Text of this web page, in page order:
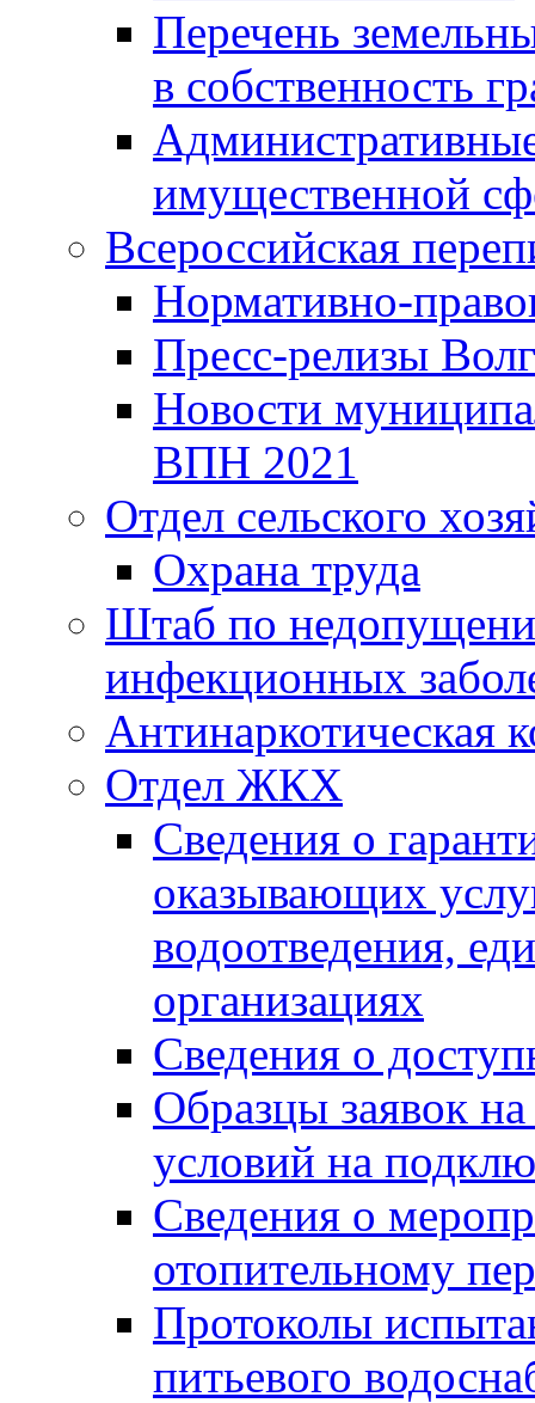
Перечень
в собственность
имущественной
Всероссийская
Нормативно-
Пресс-релизы
Новости
ВПН 2021
Отдел сельского
Охрана труда
Штаб по
инфекционных
Антинаркотическая
Отдел ЖКХ
Сведения о
оказывающих
водоотведения,
организациях
Сведения о
Образцы заявок
условий на
Сведения о
отопительному
Протоколы
питьевого